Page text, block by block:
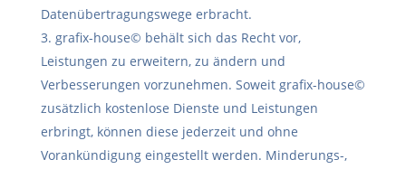
Datenübertragungswege erbracht.
grafix-house© behält sich das Recht vor,
Leistungen zu erweitern, zu ändern und
Verbesserungen vorzunehmen. Soweit grafix-house©
zusätzlich kostenlose Dienste und Leistungen
erbringt, können diese jederzeit und ohne
Vorankündigung eingestellt werden. Minderungs-,